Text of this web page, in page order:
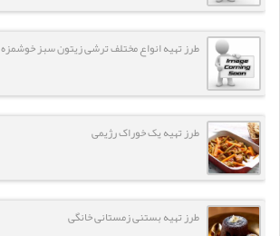
طرز تهیه انواع مختلف ترشی زیتون سبز خوشمزه
طرز تهیه یک خوراک رژیمی
طرز تهیه بستنی زمستانی خانگی